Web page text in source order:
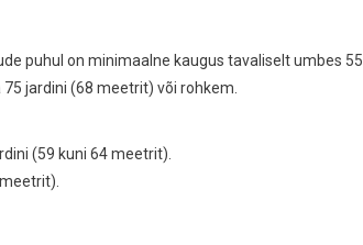
puhul on minimaalne kaugus tavaliselt umbes 55
jardini (68 meetrit) või rohkem.
(59 kuni 64 meetrit).